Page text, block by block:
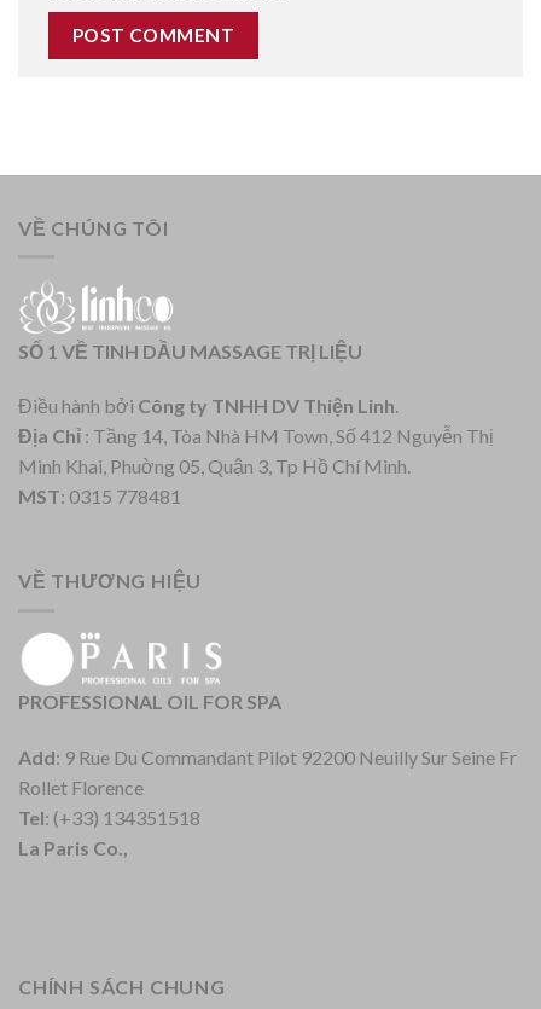
VỀ CHÚNG TÔI
SỐ 1 VỀ TINH DẦU MASSAGE TRỊ LIỆU
Điều hành bởi Công ty TNHH DV Thiện Linh.
Địa Chỉ : Tầng 14, Tòa Nhà HM Town, Số 412 Nguyễn Thị
Minh Khai, Phuờng 05, Quận 3, Tp Hồ Chí Minh.
MST: 0315 778481
VỀ THƯƠNG HIỆU
PROFESSIONAL OIL FOR SPA
Add: 9 Rue Du Commandant Pilot 92200 Neuilly Sur Seine Fr
Rollet Florence
Tel: (+33) 134351518
La Paris Co.,
CHÍNH SÁCH CHUNG